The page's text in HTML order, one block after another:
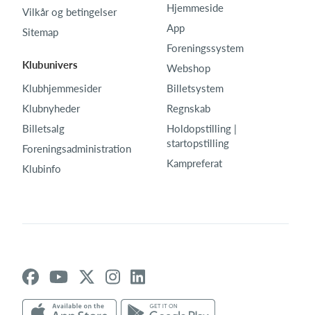
Vilkår og betingelser
Sitemap
Klubunivers
Klubhjemmesider
Klubnyheder
Billetsalg
Foreningsadministration
Klubinfo
Hjemmeside
App
Foreningssystem
Webshop
Billetsystem
Regnskab
Holdopstilling |
startopstilling
Kampreferat